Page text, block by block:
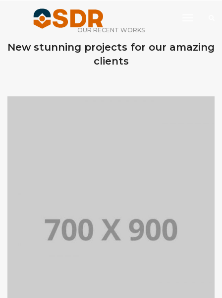
OUR RECENT WORKS
New stunning projects for our amazing
clients